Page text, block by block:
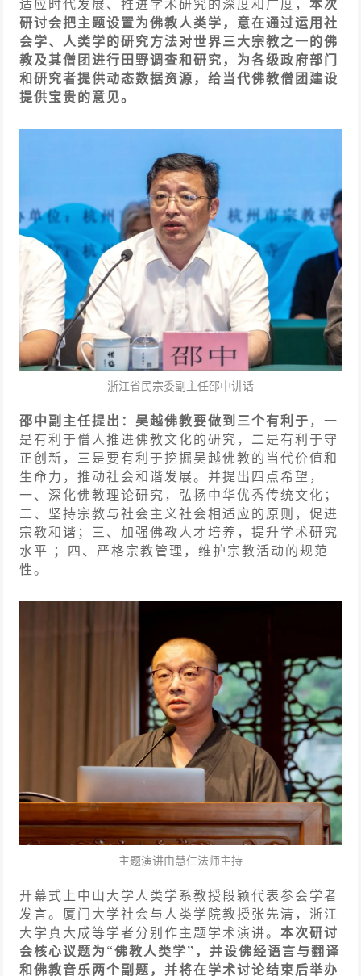
研讨会把主题设置为佛教人类学，意在通过运用社
会学、人类学的研究方法对世界三大宗教之一的佛
教及其僧团进行田野调查和研究，为各级政府部门
和研究者提供动态数据资源，给当代佛教僧团建设
提供宝贵的意见。
浙江省民宗委副主任邵中讲话
邵中副主任提出：吴越佛教要做到三个有利于 ，一
是有利于僧人推进佛教文化的研究，二是有利于守
正创新，三是要有利于挖掘吴越佛教的当代价值和
生命力，推动社会和谐发展。并提出四点希望，
一、深化佛教理论研究，弘扬中华优秀传统文化；
二、坚持宗教与社会主义社会相适应的原则，促进
宗教和谐；三、加强佛教人才培养，提升学术研究
水平 ；四、严格宗教管理，维护宗教活动的规范
性。
主题演讲由慧仁法师主持
开幕式上中山大学人类学系教授段颖代表参会学者
发言。厦门大学社会与人类学院教授张先清，浙江
大学真大成等学者分别作主题学术演讲。本次研讨
会核心议题为“佛教人类学”，并设佛经语言与翻译
和佛教音乐两个副题，并将在学术讨论结束后举办